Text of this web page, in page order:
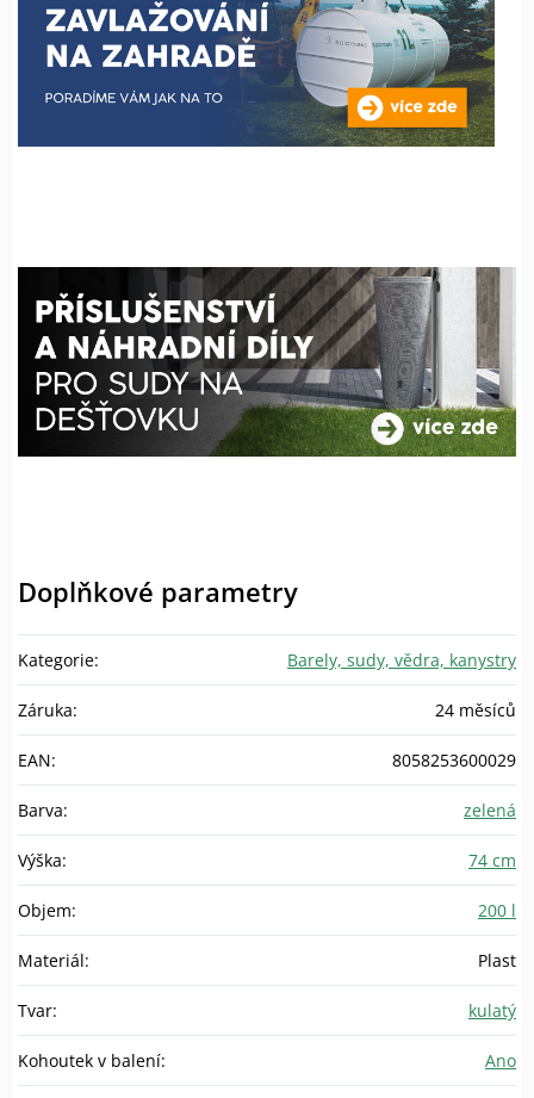
Doplňkové parametry
Kategorie: Barely, sudy, vědra, kanystry
Záruka: 24 měsíců
EAN: 8058253600029
Barva: zelená
Výška: 74 cm
Objem: 200 l
Materiál: Plast
Tvar: kulatý
Kohoutek v balení: Ano